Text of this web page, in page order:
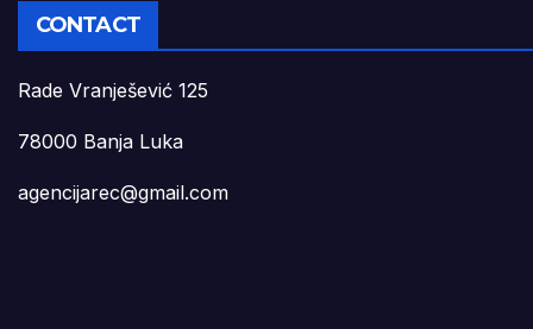
CONTACT
Rade Vranješević 125
78000 Banja Luka
agencijarec@gmail.com